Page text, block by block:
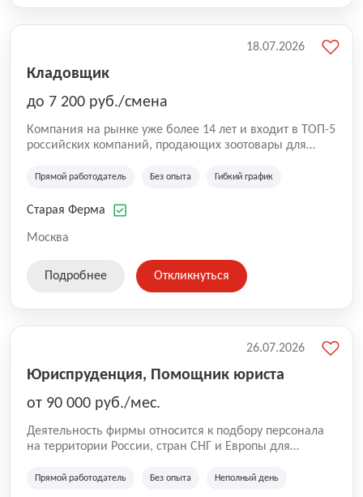
Кладовщик
до 7 200 руб./смена
Компания на рынке уже более 14 лет и входит в ТОП-5
российских компаний, продающих зоотовары для
компания владеет 5 розничными магазинами, а также
России (Wildberries, Ozon, Яндекс. Маркет и
на глобальной доставке товаров по всей территории
SKU, премиальные бренды кормов и собственные
Прямой работодатель Без опыта Гибкий график
Старая Ферма
Москва
18.07.2026
Подробнее Откликнуться
Юриспруденция, Помощник юриста
от 90 000 руб./мес.
Деятельность фирмы относится к подбору персонала
на территории России, стран СНГ и Европы для
культуре и развлечениям, информационным
Прямой работодатель Без опыта Неполный день
26.07.2026